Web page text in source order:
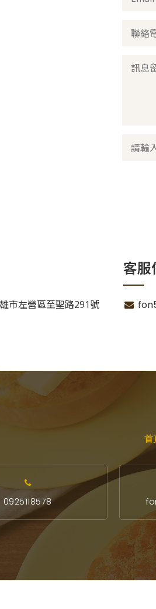
市左營區至聖路291號
客服
首
0925118578